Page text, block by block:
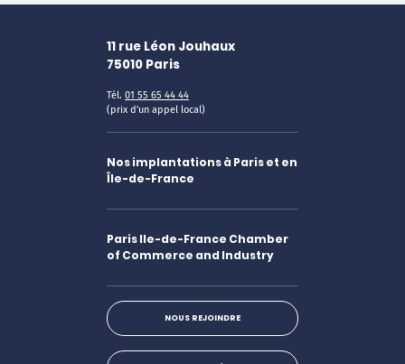
11 rue Léon Jouhaux
75010 Paris
Tél. 01 55 65 44 44
(prix d'un appel local)
Nos implantations à Paris et en
Île-de-France
Paris Ile-de-France Chamber
of Commerce and Industry
NOUS REJOINDRE